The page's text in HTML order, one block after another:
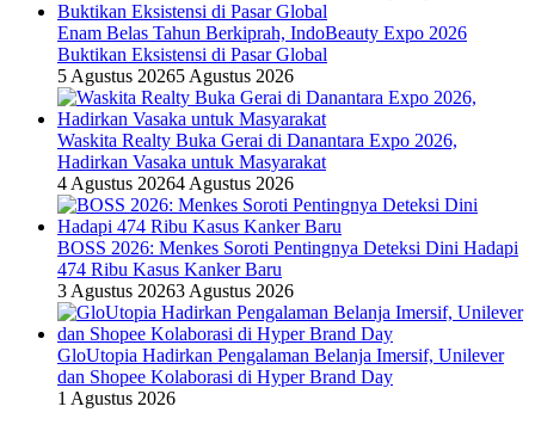
Enam Belas Tahun Berkiprah, IndoBeauty Expo 2026
Buktikan Eksistensi di Pasar Global
5 Agustus 20265 Agustus 2026
Waskita Realty Buka Gerai di Danantara Expo 2026,
Hadirkan Vasaka untuk Masyarakat
4 Agustus 20264 Agustus 2026
BOSS 2026: Menkes Soroti Pentingnya Deteksi Dini Hadapi
474 Ribu Kasus Kanker Baru
3 Agustus 20263 Agustus 2026
GloUtopia Hadirkan Pengalaman Belanja Imersif, Unilever
dan Shopee Kolaborasi di Hyper Brand Day
1 Agustus 2026